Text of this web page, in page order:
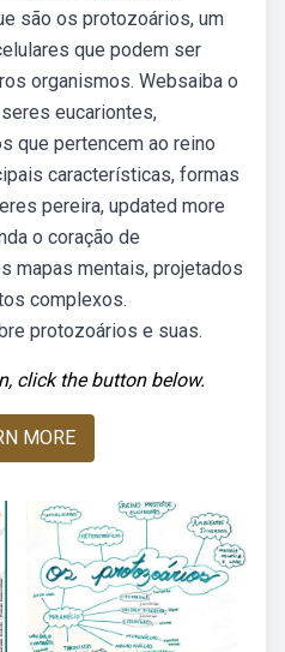
são os protozoários, um
que podem ser
organismos. Websaiba o
eucariontes,
que pertencem ao reino
características, formas
pereira, updated more
o coração de
mapas mentais, projetados
complexos.
protozoários e suas.
click the button below.
MORE